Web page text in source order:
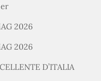
2026
2026
D’ITALIA